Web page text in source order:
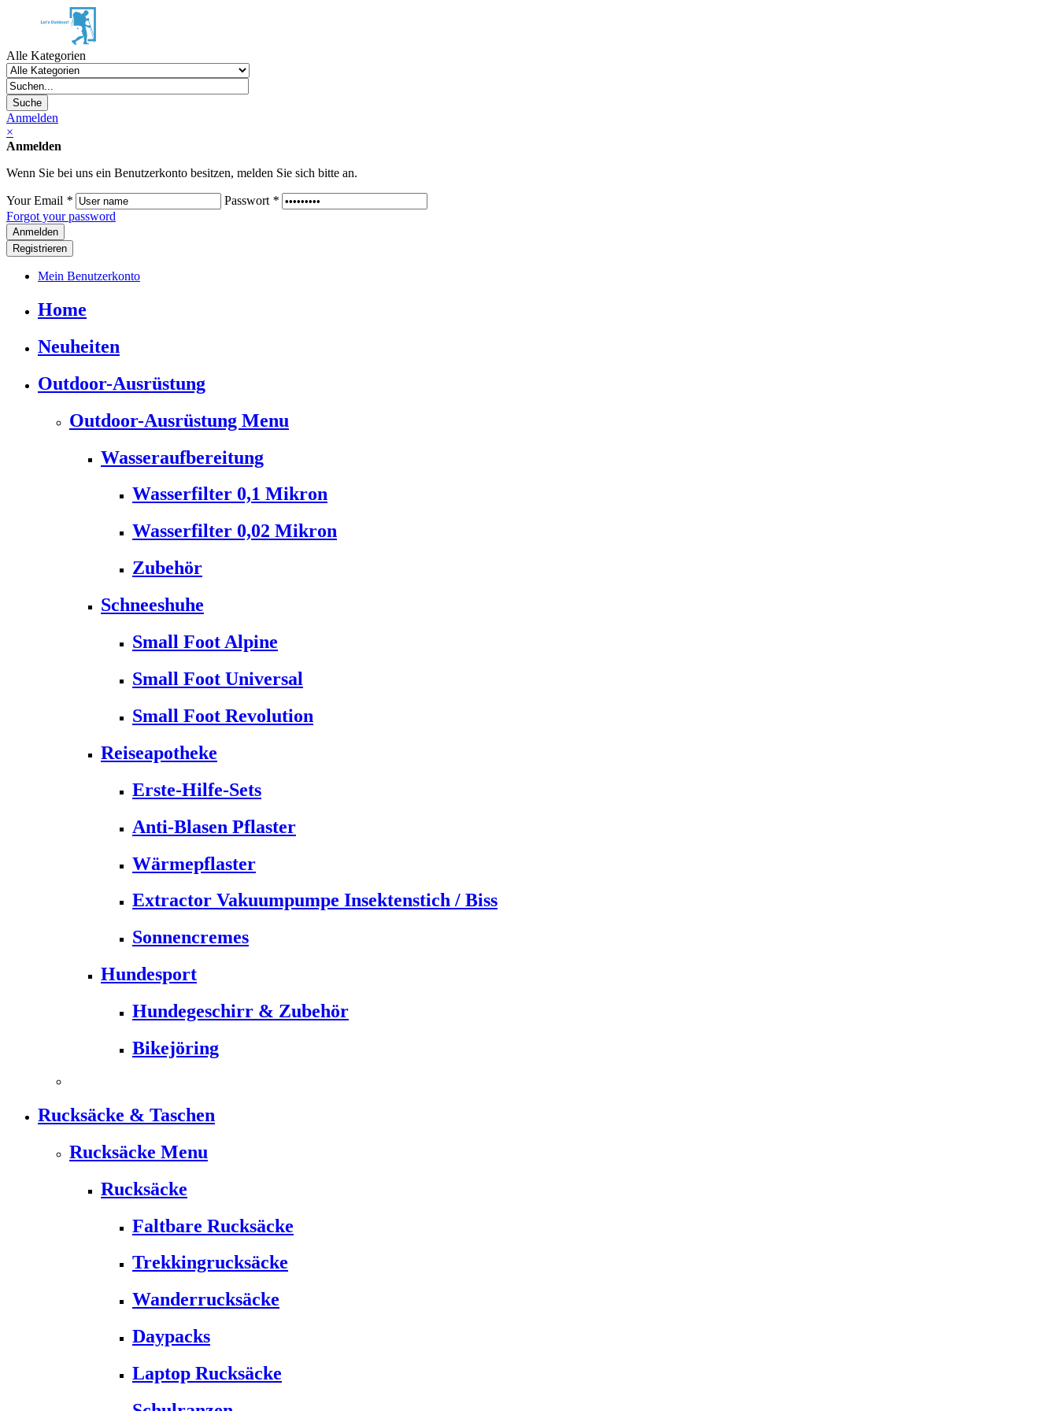
Alle Kategorien
Suche
Anmelden
×
Anmelden
Wenn Sie bei uns ein Benutzerkonto besitzen, melden Sie sich bitte an.
Your Email * Passwort *
Forgot your password
Registrieren
Mein Benutzerkonto
Home
Neuheiten
Outdoor-Ausrüstung
Outdoor-Ausrüstung Menu
Wasseraufbereitung
Wasserfilter 0,1 Mikron
Wasserfilter 0,02 Mikron
Zubehör
Schneeshuhe
Small Foot Alpine
Small Foot Universal
Small Foot Revolution
Reiseapotheke
Erste-Hilfe-Sets
Anti-Blasen Pflaster
Wärmepflaster
Extractor Vakuumpumpe Insektenstich / Biss
Sonnencremes
Hundesport
Hundegeschirr & Zubehör
Bikejöring
Rucksäcke & Taschen
Rucksäcke Menu
Rucksäcke
Faltbare Rucksäcke
Trekkingrucksäcke
Wanderrucksäcke
Daypacks
Laptop Rucksäcke